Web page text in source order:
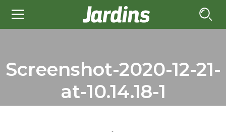
Screenshot-2020-12-21-
at-10.14.18-1